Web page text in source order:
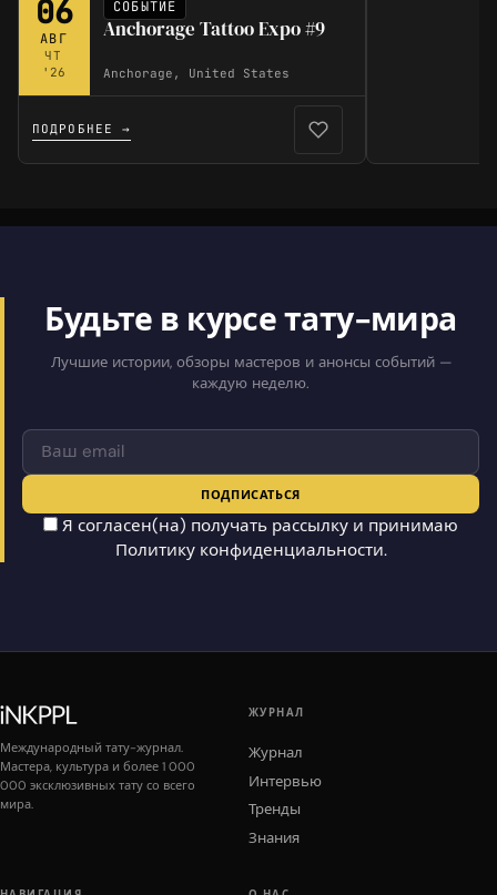
06
АВГ
ЧТ
'26
СОБЫТИЕ
Anchorage Tattoo Expo #9
Anchorage, United States
ПОДРОБНЕЕ →
Будьте в курсе тату-мира
Лучшие истории, обзоры мастеров и анонсы событий —
каждую неделю.
ПОДПИСАТЬСЯ
Я согласен(на) получать рассылку и принимаю
Политику конфиденциальности.
Международный тату-журнал.
Мастера, культура и более 1 000
000 эксклюзивных тату со всего
мира.
ЖУРНАЛ
Журнал
Интервью
Тренды
Знания